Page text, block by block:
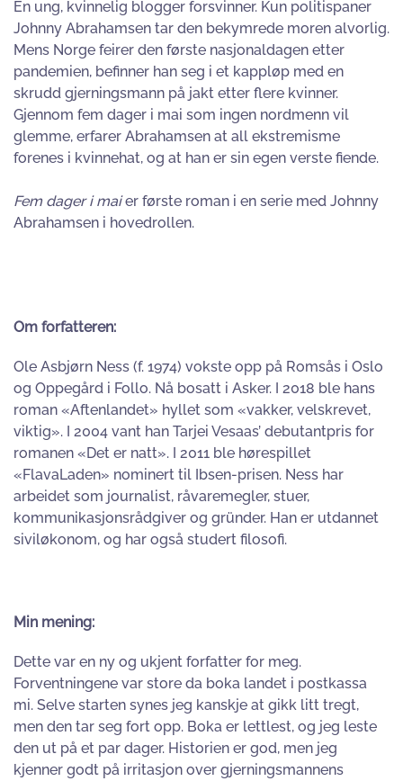
En ung, kvinnelig blogger forsvinner. Kun politispaner
Johnny Abrahamsen tar den bekymrede moren alvorlig.
Mens Norge feirer den første nasjonaldagen etter
pandemien, befinner han seg i et kappløp med en
skrudd gjerningsmann på jakt etter flere kvinner.
Gjennom fem dager i mai som ingen nordmenn vil
glemme, erfarer Abrahamsen at all ekstremisme
forenes i kvinnehat, og at han er sin egen verste fiende.
Fem dager i maier første roman i en serie med Johnny
Abrahamsen i hovedrollen.
Om forfatteren:
Ole Asbjørn Ness (f. 1974) vokste opp på Romsås i Oslo
og Oppegård i Follo. Nå bosatt i Asker. I 2018 ble hans
roman «Aftenlandet» hyllet som «vakker, velskrevet,
viktig». I 2004 vant han Tarjei Vesaas’ debutantpris for
romanen «Det er natt». I 2011 ble hørespillet
«FlavaLaden» nominert til Ibsen-prisen. Ness har
arbeidet som journalist, råvaremegler, stuer,
kommunikasjonsrådgiver og gründer. Han er utdannet
siviløkonom, og har også studert filosofi.
Min mening:
Dette var en ny og ukjent forfatter for meg.
Forventningene var store da boka landet i postkassa
mi. Selve starten synes jeg kanskje at gikk litt tregt,
men den tar seg fort opp. Boka er lettlest, og jeg leste
den ut på et par dager. Historien er god, men jeg
kjenner godt på irritasjon over gjerningsmannens